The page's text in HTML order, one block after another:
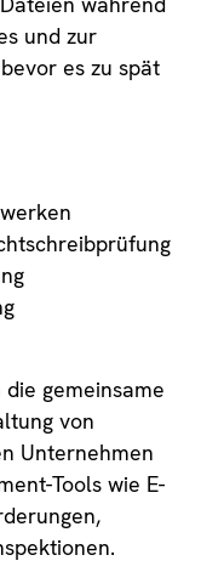
und zur
es zu spät
gemeinsame
von
Unternehmen
Tools wie E-